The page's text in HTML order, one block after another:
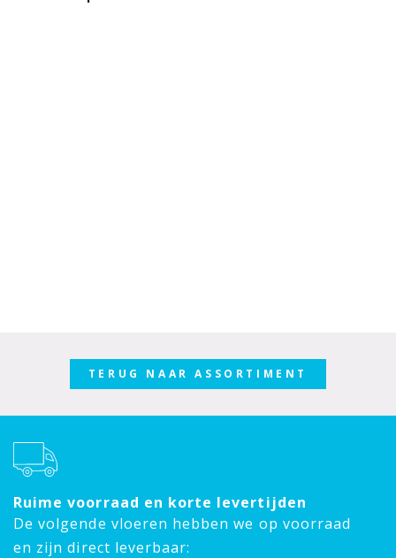
TERUG NAAR ASSORTIMENT
Ruime voorraad en korte levertijden
De volgende vloeren hebben we op voorraad
en zijn direct leverbaar: